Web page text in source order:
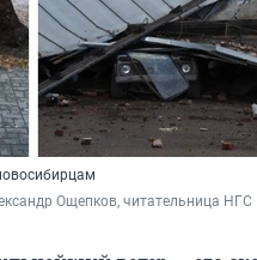
Ощепков, читательница НГС